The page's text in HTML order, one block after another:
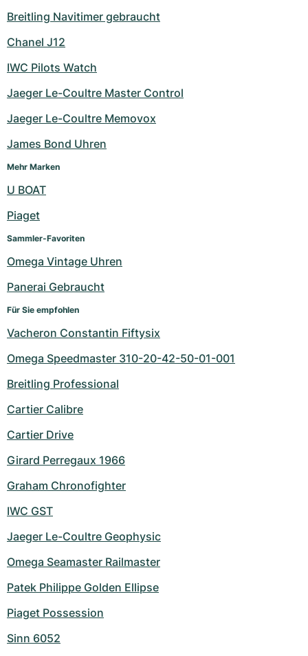
Breitling Navitimer gebraucht
Chanel J12
IWC Pilots Watch
Jaeger Le-Coultre Master Control
Jaeger Le-Coultre Memovox
James Bond Uhren
Mehr Marken
U BOAT
Piaget
Sammler-Favoriten
Omega Vintage Uhren
Panerai Gebraucht
Für Sie empfohlen
Vacheron Constantin Fiftysix
Omega Speedmaster 310-20-42-50-01-001
Breitling Professional
Cartier Calibre
Cartier Drive
Girard Perregaux 1966
Graham Chronofighter
IWC GST
Jaeger Le-Coultre Geophysic
Omega Seamaster Railmaster
Patek Philippe Golden Ellipse
Piaget Possession
Sinn 6052